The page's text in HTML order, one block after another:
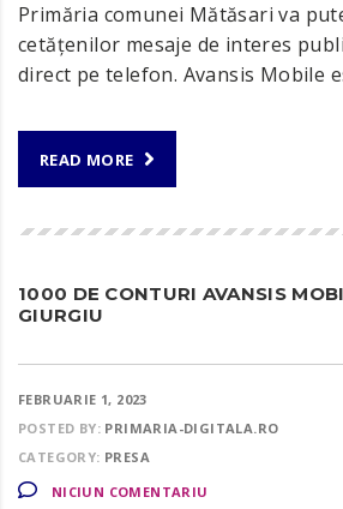
Primăria comunei Mătăsari va
cetățenilor mesaje de interes
direct pe telefon. Avansis Mobile
READ MORE
1000 DE CONTURI AVANSIS
GIURGIU
FEBRUARIE 1, 2023
POSTED BY: PRIMARIA-DIGITALA.RO
CATEGORY: PRESA
NICIUN COMENTARIU